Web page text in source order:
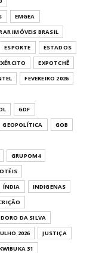
EMGEA
IMÓVEIS BRASIL
ESPORTE
ESTADOS
EXPOTCHÊ
FEVEREIRO 2026
GDF
GEOPOLÍTICA
GOB
GRUPOM4
ÍNDIA
INDIGENAS
DA SILVA
2026
JUSTIÇA
31